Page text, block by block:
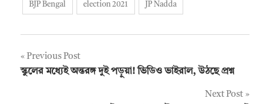
BJP Bengal election 2021 JP Nadda
Post
Previous Post
স্কুলের মধ্যেই অন্তরঙ্গ দুই পড়ুয়া! ভিডিও ভাইরাল, উঠছে প্রশ্ন
Next Post